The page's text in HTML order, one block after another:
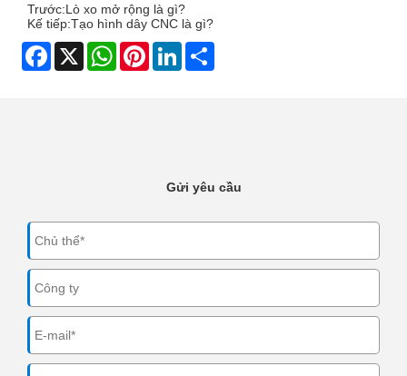
Trước:Lò xo mở rộng là gì?
Kế tiếp:Tạo hình dây CNC là gì?
Facebook
X WhatsAppPinterestLinkedIn
Gửi yêu cầu